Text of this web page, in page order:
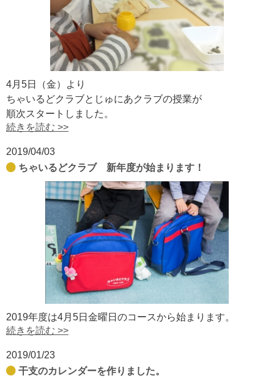
4月5日（金）より
ちゃいるどクラブとじゅにあクラブの授業が
順次スタートしました。
続きを読む >>
2019/04/03
ちゃいるどクラブ 新年度が始まります！
2019年度は4月5日金曜日のコースから始まります。
続きを読む >>
2019/01/23
干支のカレンダーを作りました。